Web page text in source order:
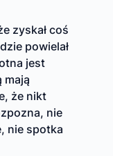
zyskał coś
powielał
jest
mają
że nikt
nie
nie spotka